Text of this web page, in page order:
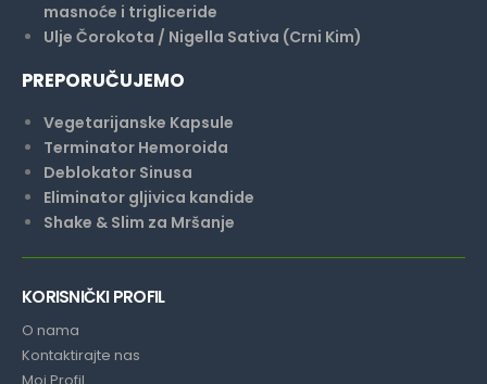
masnoće i trigliceride
Ulje Čorokota / Nigella Sativa (Crni Kim)
PREPORUČUJEMO
Vegetarijanske Kapsule
Terminator Hemoroida
Deblokator Sinusa
Eliminator gljivica kandide
Shake & Slim za Mršanje
KORISNIČKI PROFIL
O nama
Kontaktirajte nas